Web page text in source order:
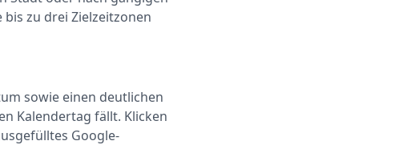
bis zu drei Zielzeitzonen
sowie einen deutlichen
Kalendertag fällt. Klicken
Google-